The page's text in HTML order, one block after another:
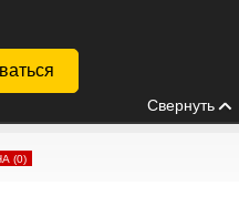
Свернуть
(0)